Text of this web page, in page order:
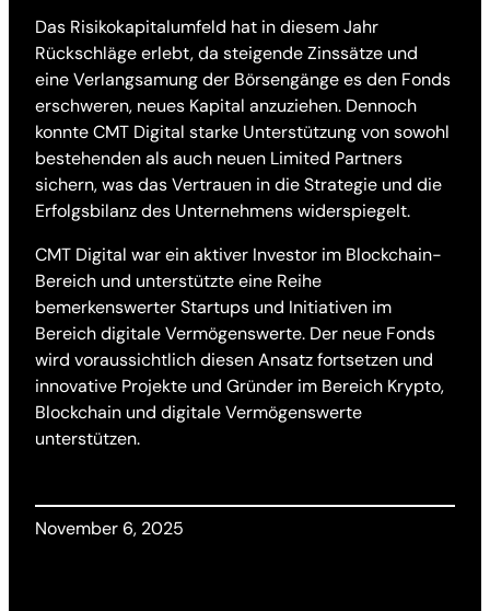
Das Risikokapitalumfeld hat in diesem Jahr
Rückschläge erlebt, da steigende Zinssätze und
eine Verlangsamung der Börsengänge es den Fonds
erschweren, neues Kapital anzuziehen. Dennoch
konnte CMT Digital starke Unterstützung von sowohl
bestehenden als auch neuen Limited Partners
sichern, was das Vertrauen in die Strategie und die
Erfolgsbilanz des Unternehmens widerspiegelt.
CMT Digital war ein aktiver Investor im Blockchain-
Bereich und unterstützte eine Reihe
bemerkenswerter Startups und Initiativen im
Bereich digitale Vermögenswerte. Der neue Fonds
wird voraussichtlich diesen Ansatz fortsetzen und
innovative Projekte und Gründer im Bereich Krypto,
Blockchain und digitale Vermögenswerte
unterstützen.
November 6, 2025